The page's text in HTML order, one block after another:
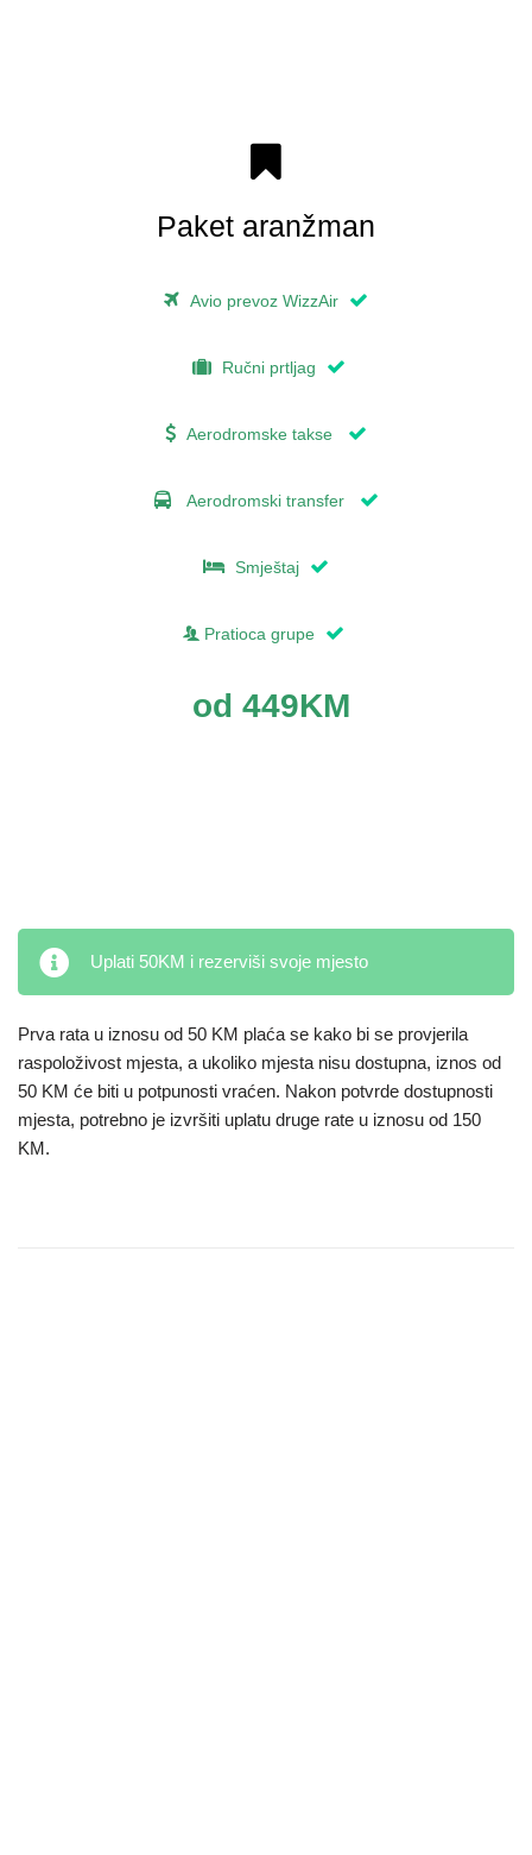
Paket aranžman
Avio prevoz WizzAir
Ručni prtljag
Aerodromske takse
Aerodromski transfer
Smještaj
Pratioca grupe
od 449KM
Uplati 50KM i rezerviši svoje mjesto
Prva rata u iznosu od 50 KM plaća se kako bi se provjerila
raspoloživost mjesta, a ukoliko mjesta nisu dostupna, iznos od
50 KM će biti u potpunosti vraćen. Nakon potvrde dostupnosti
mjesta, potrebno je izvršiti uplatu druge rate u iznosu od 150
KM.